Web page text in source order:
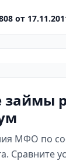
от
МФО по
Сравните